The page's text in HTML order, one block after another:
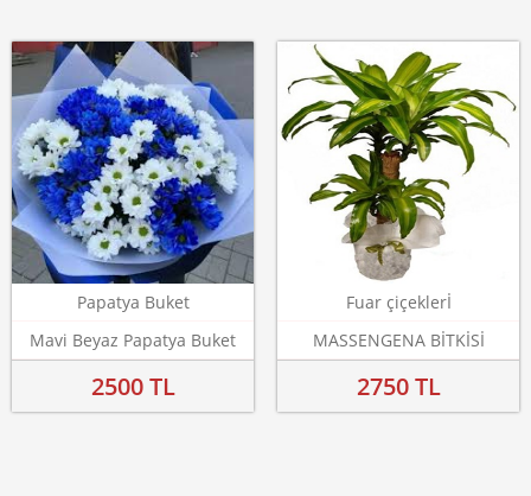
Papatya Buket
Mavi Beyaz Papatya Buket
2500 TL
Fuar çiçeklerİ
MASSENGENA BİTKİSİ
2750 TL